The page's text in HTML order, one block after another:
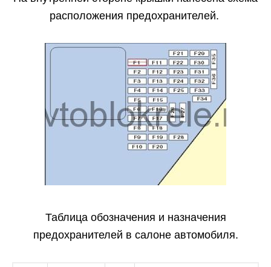
расположения предохранителей.
Таблица обозначения и назначения
предохранителей в салоне автомобиля.